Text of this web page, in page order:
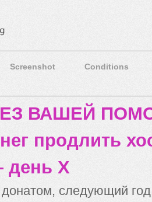
Screenshot Conditions
ВАШЕЙ
продлить
день X
донатом, следующий